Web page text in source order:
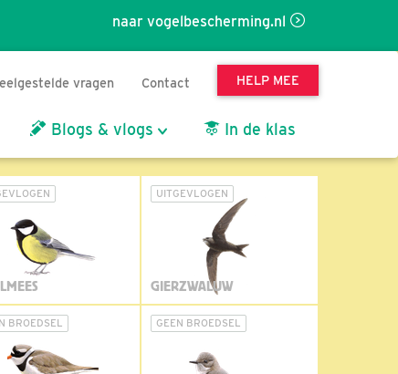
naar vogelbescherming.nl
vragen Contact HELP MEE
Blogs & vlogs In de klas
UITGEVLOGEN
GIERZWALUW
BROEDSEL GEEN BROEDSEL